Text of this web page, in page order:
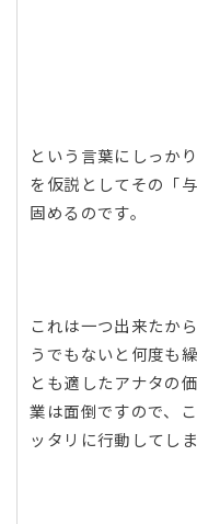
という言葉にしっか
を仮説としてその「
固めるのです。
これは一つ出来たか
うでもないと何度も
とも適したアナタの
業は面倒ですので、
ッタリに行動してし